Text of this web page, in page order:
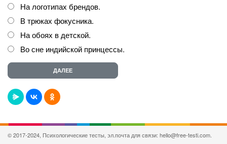
На логотипах брендов.
В трюках фокусника.
На обоях в детской.
Во сне индийской принцессы.
© 2017-2024, Психологические тесты, эл.почта для связи: hello@free-testi.com.